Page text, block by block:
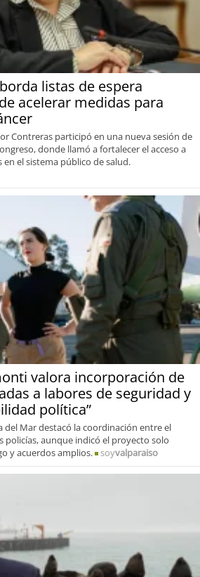
listas de espera
acelerar medidas para
Contreras participó en una nueva sesión de
donde llamó a fortalecer el acceso a
el sistema público de salud.
valora incorporación de
a labores de seguridad y
política”
del Mar destacó la coordinación entre el
policías, aunque indicó el proyecto solo
y acuerdos amplios.
soyvalparaiso